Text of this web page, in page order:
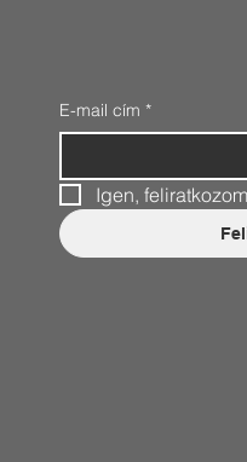
E-mail cím *
Igen,